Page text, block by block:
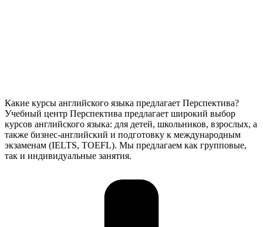
Какие курсы английского языка предлагает Перспектива?
Учебный центр Перспектива предлагает широкий выбор
курсов английского языка: для детей, школьников, взрослых, а
также бизнес-английский и подготовку к международным
экзаменам (IELTS, TOEFL). Мы предлагаем как групповые,
так и индивидуальные занятия.